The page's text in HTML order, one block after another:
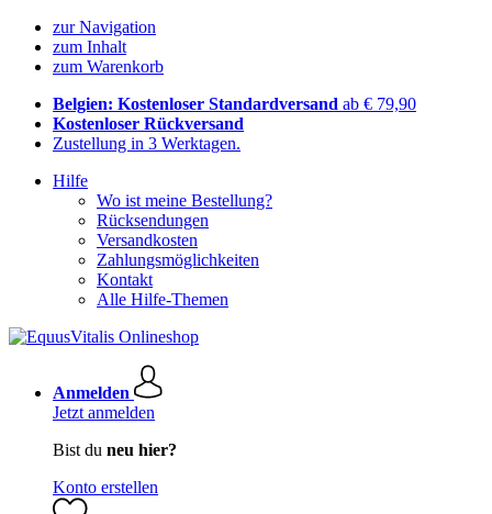
zur Navigation
zum Inhalt
zum Warenkorb
Belgien: Kostenloser Standardversand ab € 79,90
Kostenloser Rückversand
Zustellung in 3 Werktagen.
Hilfe
Wo ist meine Bestellung?
Rücksendungen
Versandkosten
Zahlungsmöglichkeiten
Kontakt
Alle Hilfe-Themen
Anmelden
Jetzt anmelden
Bist du neu hier?
Konto erstellen